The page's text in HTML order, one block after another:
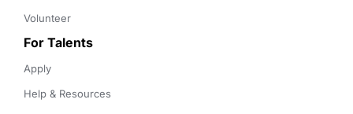
Volunteer
For Talents
Apply
Help & Resources